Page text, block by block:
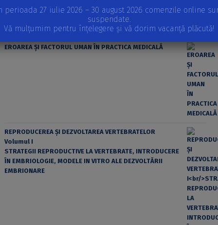
EROAREA ȘI FACTORUL UMAN ÎN PRACTICA MEDICALĂ
REPRODUCEREA ȘI DEZVOLTAREA VERTEBRATELOR
Volumul I
STRATEGII REPRODUCTIVE LA VERTEBRATE, INTRODUCERE
ÎN EMBRIOLOGIE, MODELE IN VITRO ALE DEZVOLTĂRII
EMBRIONARE
perioada 27 iulie 2026 – 30 august 2026 comenzile online
suspendate.
Vă mulțumim pentru înțelegere și vă dorim vacanță plăcută!